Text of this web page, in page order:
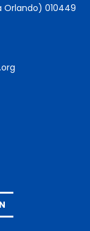
Orlando) 010449